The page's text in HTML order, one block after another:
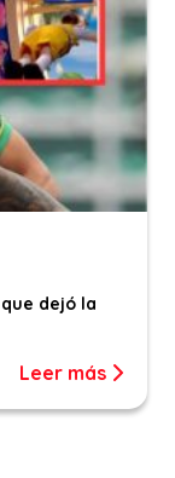
dejó la
Leer más